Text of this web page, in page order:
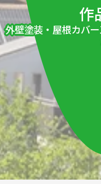
作
外壁塗装・屋根カバ